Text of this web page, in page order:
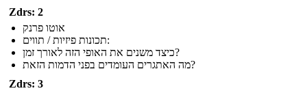
Zdrs: 2
אוטו פרנק
תכונות פיזיות / תווים:
כיצד משנים את האופי הזה לאורך זמן?
מה האתגרים העומדים בפני הדמות הזאת?
Zdrs: 3